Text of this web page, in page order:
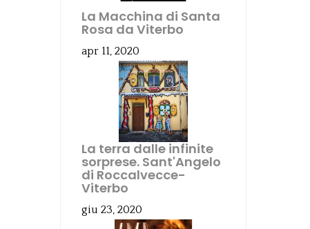
La Macchina di Santa
Rosa da Viterbo
apr 11, 2020
La terra dalle infinite
sorprese. Sant'Angelo
di Roccalvecce-
Viterbo
giu 23, 2020